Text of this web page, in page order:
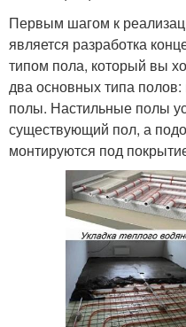
Первым шагом к
является разработка
типом пола, который вы
два основных типа
полы. Настильные полы
существующий пол, а
монтируются под